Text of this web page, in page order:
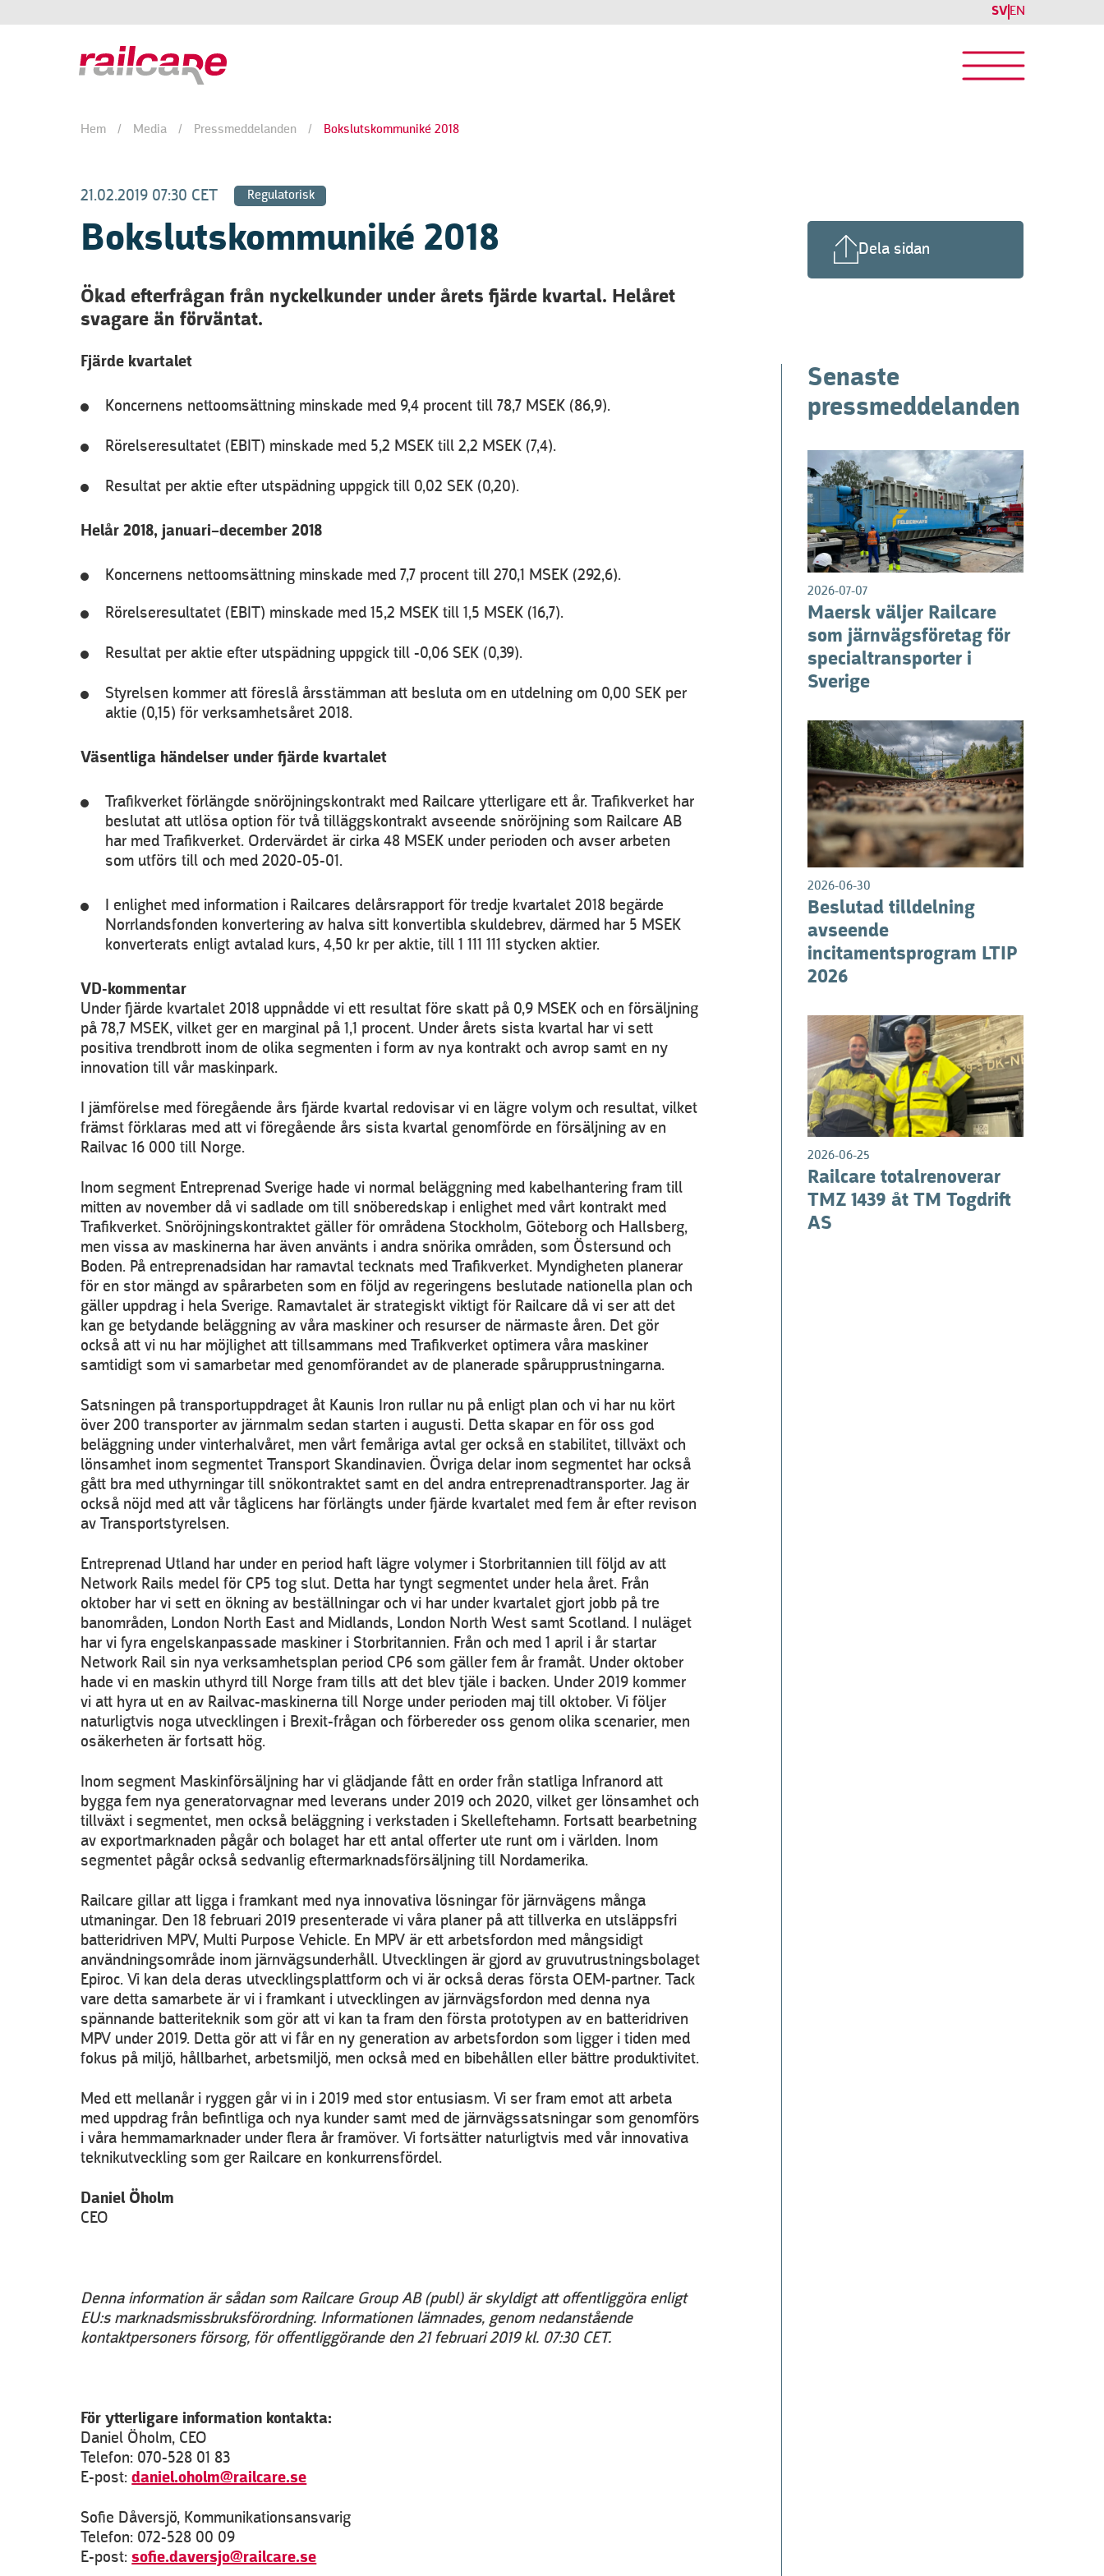
SV EN
Hem / Media / Pressmeddelanden / Bokslutskommuniké 2018
21.02.2019 07:30 CET Regulatorisk
Bokslutskommuniké 2018
Ökad efterfrågan från nyckelkunder under årets fjärde kvartal. Helåret
svagare än förväntat.
Fjärde kvartalet
Koncernens nettoomsättning minskade med 9,4 procent till 78,7 MSEK (86,9).
Rörelseresultatet (EBIT) minskade med 5,2 MSEK till 2,2 MSEK (7,4).
Resultat per aktie efter utspädning uppgick till 0,02 SEK (0,20).
Helår 2018, januari–december 2018
Koncernens nettoomsättning minskade med 7,7 procent till 270,1 MSEK (292,6).
Rörelseresultatet (EBIT) minskade med 15,2 MSEK till 1,5 MSEK (16,7).
Resultat per aktie efter utspädning uppgick till -0,06 SEK (0,39).
Styrelsen kommer att föreslå årsstämman att besluta om en utdelning om 0,00 SEK per
aktie (0,15) för verksamhetsåret 2018.
Väsentliga händelser under fjärde kvartalet
Trafikverket förlängde snöröjningskontrakt med Railcare ytterligare ett år. Trafikverket har
beslutat att utlösa option för två tilläggskontrakt avseende snöröjning som Railcare AB
har med Trafikverket. Ordervärdet är cirka 48 MSEK under perioden och avser arbeten
som utförs till och med 2020-05-01.
I enlighet med information i Railcares delårsrapport för tredje kvartalet 2018 begärde
Norrlandsfonden konvertering av halva sitt konvertibla skuldebrev, därmed har 5 MSEK
konverterats enligt avtalad kurs, 4,50 kr per aktie, till 1 111 111 stycken aktier.
VD-kommentar
Under fjärde kvartalet 2018 uppnådde vi ett resultat före skatt på 0,9 MSEK och en försäljning
på 78,7 MSEK, vilket ger en marginal på 1,1 procent. Under årets sista kvartal har vi sett
positiva trendbrott inom de olika segmenten i form av nya kontrakt och avrop samt en ny
innovation till vår maskinpark.
I jämförelse med föregående års fjärde kvartal redovisar vi en lägre volym och resultat, vilket
främst förklaras med att vi föregående års sista kvartal genomförde en försäljning av en
Railvac 16 000 till Norge.
Inom segment Entreprenad Sverige hade vi normal beläggning med kabelhantering fram till
mitten av november då vi sadlade om till snöberedskap i enlighet med vårt kontrakt med
Trafikverket. Snöröjningskontraktet gäller för områdena Stockholm, Göteborg och Hallsberg,
men vissa av maskinerna har även använts i andra snörika områden, som Östersund och
Boden. På entreprenadsidan har ramavtal tecknats med Trafikverket. Myndigheten planerar
för en stor mängd av spårarbeten som en följd av regeringens beslutade nationella plan och
gäller uppdrag i hela Sverige. Ramavtalet är strategiskt viktigt för Railcare då vi ser att det
kan ge betydande beläggning av våra maskiner och resurser de närmaste åren. Det gör
också att vi nu har möjlighet att tillsammans med Trafikverket optimera våra maskiner
samtidigt som vi samarbetar med genomförandet av de planerade spårupprustningarna.
Satsningen på transportuppdraget åt Kaunis Iron rullar nu på enligt plan och vi har nu kört
över 200 transporter av järnmalm sedan starten i augusti. Detta skapar en för oss god
beläggning under vinterhalvåret, men vårt femåriga avtal ger också en stabilitet, tillväxt och
lönsamhet inom segmentet Transport Skandinavien. Övriga delar inom segmentet har också
gått bra med uthyrningar till snökontraktet samt en del andra entreprenadtransporter. Jag är
också nöjd med att vår tåglicens har förlängts under fjärde kvartalet med fem år efter revison
av Transportstyrelsen.
Entreprenad Utland har under en period haft lägre volymer i Storbritannien till följd av att
Network Rails medel för CP5 tog slut. Detta har tyngt segmentet under hela året. Från
oktober har vi sett en ökning av beställningar och vi har under kvartalet gjort jobb på tre
banområden, London North East and Midlands, London North West samt Scotland. I nuläget
har vi fyra engelskanpassade maskiner i Storbritannien. Från och med 1 april i år startar
Network Rail sin nya verksamhetsplan period CP6 som gäller fem år framåt. Under oktober
hade vi en maskin uthyrd till Norge fram tills att det blev tjäle i backen. Under 2019 kommer
vi att hyra ut en av Railvac-maskinerna till Norge under perioden maj till oktober. Vi följer
naturligtvis noga utvecklingen i Brexit-frågan och förbereder oss genom olika scenarier, men
osäkerheten är fortsatt hög.
Inom segment Maskinförsäljning har vi glädjande fått en order från statliga Infranord att
bygga fem nya generatorvagnar med leverans under 2019 och 2020, vilket ger lönsamhet och
tillväxt i segmentet, men också beläggning i verkstaden i Skelleftehamn. Fortsatt bearbetning
av exportmarknaden pågår och bolaget har ett antal offerter ute runt om i världen. Inom
segmentet pågår också sedvanlig eftermarknadsförsäljning till Nordamerika.
Railcare gillar att ligga i framkant med nya innovativa lösningar för järnvägens många
utmaningar. Den 18 februari 2019 presenterade vi våra planer på att tillverka en utsläppsfri
batteridriven MPV, Multi Purpose Vehicle. En MPV är ett arbetsfordon med mångsidigt
användningsområde inom järnvägsunderhåll. Utvecklingen är gjord av gruvutrustningsbolaget
Epiroc. Vi kan dela deras utvecklingsplattform och vi är också deras första OEM-partner. Tack
vare detta samarbete är vi i framkant i utvecklingen av järnvägsfordon med denna nya
spännande batteriteknik som gör att vi kan ta fram den första prototypen av en batteridriven
MPV under 2019. Detta gör att vi får en ny generation av arbetsfordon som ligger i tiden med
fokus på miljö, hållbarhet, arbetsmiljö, men också med en bibehållen eller bättre produktivitet.
Med ett mellanår i ryggen går vi in i 2019 med stor entusiasm. Vi ser fram emot att arbeta
med uppdrag från befintliga och nya kunder samt med de järnvägssatsningar som genomförs
i våra hemmamarknader under flera år framöver. Vi fortsätter naturligtvis med vår innovativa
teknikutveckling som ger Railcare en konkurrensfördel.
Daniel Öholm
CEO
Denna information är sådan som Railcare Group AB (publ) är skyldigt att offentliggöra enligt
EU:s marknadsmissbruksförordning. Informationen lämnades, genom nedanstående
kontaktpersoners försorg, för offentliggörande den 21 februari 2019 kl. 07:30 CET.
För ytterligare information kontakta:
Daniel Öholm, CEO
Telefon: 070-528 01 83
E-post:daniel.oholm@railcare.se
Sofie Dåversjö, Kommunikationsansvarig
Telefon: 072-528 00 09
E-post: sofie.daversjo@railcare.se
Dela sidan
Senaste
pressmeddelanden
2026-07-07
Maersk väljer Railcare
som järnvägsföretag för
specialtransporter i
Sverige
0
2026-06-30
Beslutad tilldelning
avseende
incitamentsprogram LTIP
2026
2026-06-25
Railcare totalrenoverar
TMZ 1439 åt TM Togdrift
AS